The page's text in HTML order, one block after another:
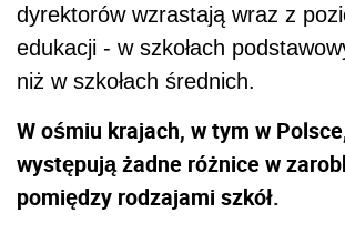
dyrektorów wzrastają wraz z
edukacji - w szkołach
niż w szkołach średnich.
W ośmiu krajach, w tym w
występują żadne różnice w
pomiędzy rodzajami szkół.